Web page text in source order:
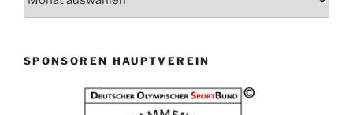
SPONSOREN HAUPTVEREIN